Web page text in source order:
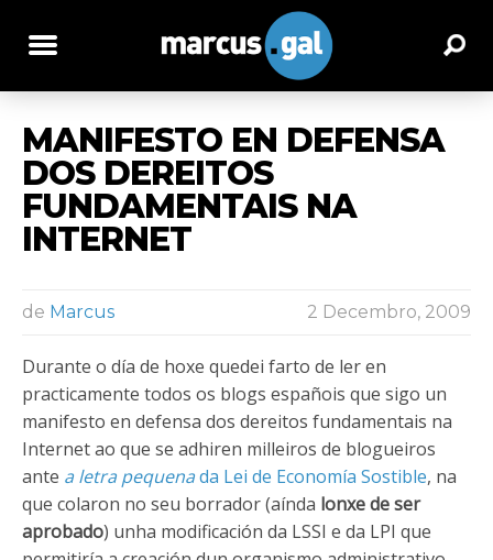
MANIFESTO EN DEFENSA
DOS DEREITOS
FUNDAMENTAIS NA
INTERNET
de Marcus 2 Decembro, 2009
Durante o día de hoxe quedei farto de ler en
practicamente todos os blogs españois que sigo un
manifesto en defensa dos dereitos fundamentais na
Internet ao que se adhiren milleiros de blogueiros
ante a letra pequenada Lei de Economía Sostible, na
que colaron no seu borrador (aínda lonxe de ser
aprobado) unha modificación da LSSI e da LPI que